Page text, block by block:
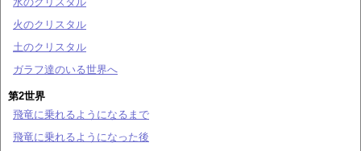
火のクリスタル
土のクリスタル
ガラフ達のいる世界へ
第2世界
飛竜に乗れるようになるまで
飛竜に乗れるようになった後